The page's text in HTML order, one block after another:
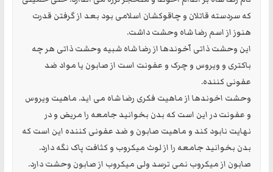
که سردسته قاتلان و چاقوکشان اسلامی بود بعد از گرفتن قدرت
هنوز از اسم رضا شاه وحشت داشت.
این وحشت ذاتی آخوندها از رضا شاه شبیه وحشت ذاتی هر چه
باکتری و ویروس و چرک و عفونت است از صابون یا مواد ضد
عفونی کننده.
وحشت اخوندها از ماهیت فکری رضا شاه می اید. ماهیت ویروس
و عفونت در این است که بدن بخوانید جامعه را مریض و در
نهایت نابود کند و ماهیت صابون و ضد عفونی کننده این است که
بدن بخوانید جامعه را از لوث میکروب و کثافت پاک نگه دارد.
صابون از میکروب نمی ترسد ولی میکروب از صابون وحشت دارد.